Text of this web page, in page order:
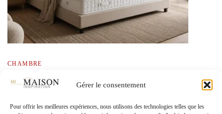
Gérer le consentement
Pour offrir les meilleures expériences, nous utilisons des technologies telles que les
CHAMBRE
Choisir un matelas 180×200 : opter pour le